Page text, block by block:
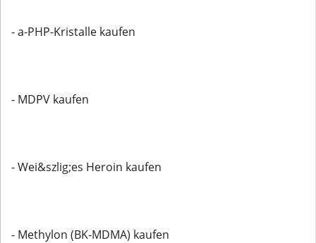
- a-PHP-Kristalle kaufen
- MDPV kaufen
- Wei&szlig;es Heroin kaufen
- Methylon (BK-MDMA) kaufen